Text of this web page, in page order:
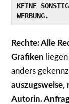
KEINE
WERBUNG.
Rechte: Alle
Grafiken
anders
Autorin.